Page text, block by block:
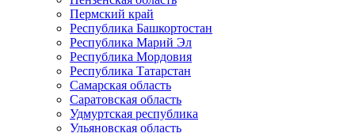
Пермский край
Республика Башкортостан
Республика Марий Эл
Республика Мордовия
Республика Татарстан
Самарская область
Саратовская область
Удмуртская республика
Ульяновская область